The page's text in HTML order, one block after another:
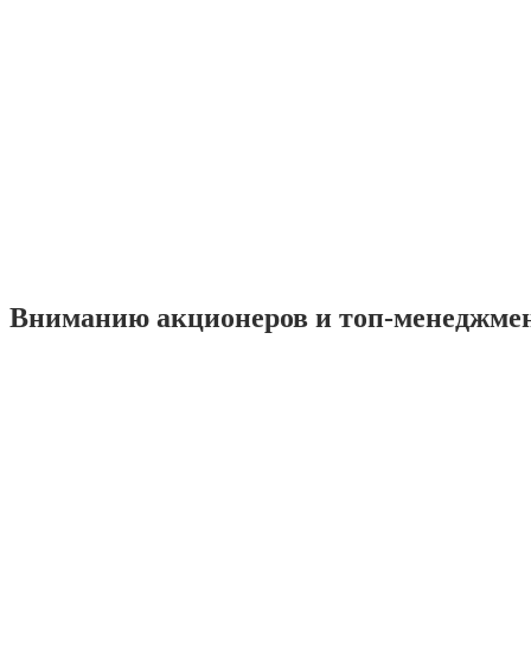
Вниманию акционеров и топ-